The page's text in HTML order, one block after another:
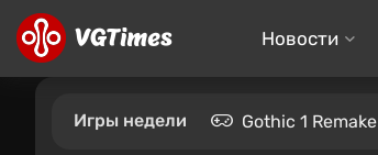
Новости
Игры недели Gothic 1 Remake